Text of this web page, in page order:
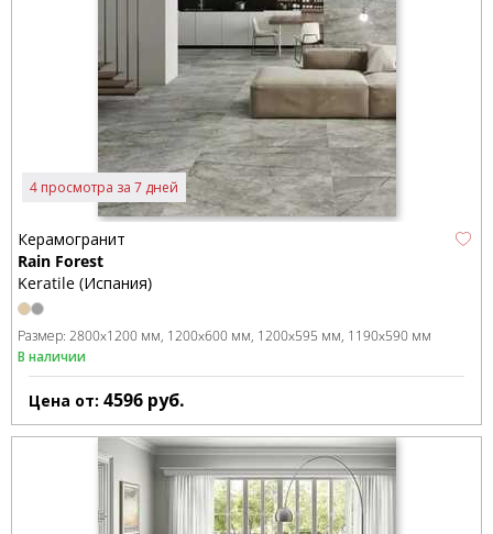
4 просмотра за 7 дней
Керамогранит
Rain Forest
Keratile (Испания)
Размер: 2800x1200 мм 1200x600 мм 1200x595 мм 1190x590 мм
В наличии
Цена от: 4596 руб.